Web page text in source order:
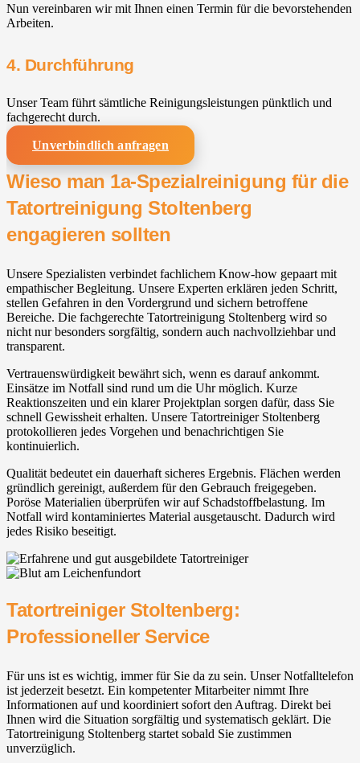
Nun vereinbaren wir mit Ihnen einen Termin für die bevorstehenden
Arbeiten.
4. Durchführung
Unser Team führt sämtliche Reinigungsleistungen pünktlich und
fachgerecht durch.
Unverbindlich anfragen
Wieso man 1a-Spezialreinigung für die
Tatortreinigung Stoltenberg
engagieren sollten
Unsere Spezialisten verbindet fachlichem Know-how gepaart mit
empathischer Begleitung. Unsere Experten erklären jeden Schritt,
stellen Gefahren in den Vordergrund und sichern betroffene
Bereiche. Die fachgerechte Tatortreinigung Stoltenberg wird so
nicht nur besonders sorgfältig, sondern auch nachvollziehbar und
transparent.
Vertrauenswürdigkeit bewährt sich, wenn es darauf ankommt.
Einsätze im Notfall sind rund um die Uhr möglich. Kurze
Reaktionszeiten und ein klarer Projektplan sorgen dafür, dass Sie
schnell Gewissheit erhalten. Unsere Tatortreiniger Stoltenberg
protokollieren jedes Vorgehen und benachrichtigen Sie
kontinuierlich.
Qualität bedeutet ein dauerhaft sicheres Ergebnis. Flächen werden
gründlich gereinigt, außerdem für den Gebrauch freigegeben.
Poröse Materialien überprüfen wir auf Schadstoffbelastung. Im
Notfall wird kontaminiertes Material ausgetauscht. Dadurch wird
jedes Risiko beseitigt.
Tatortreiniger Stoltenberg:
Professioneller Service
Für uns ist es wichtig, immer für Sie da zu sein. Unser Notfalltelefon
ist jederzeit besetzt. Ein kompetenter Mitarbeiter nimmt Ihre
Informationen auf und koordiniert sofort den Auftrag. Direkt bei
Ihnen wird die Situation sorgfältig und systematisch geklärt. Die
Tatortreinigung Stoltenberg startet sobald Sie zustimmen
unverzüglich.